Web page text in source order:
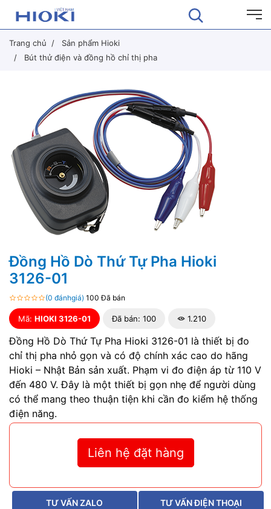
Trang chủ
Sản phẩm Hioki
Bút thử điện và đồng hồ chỉ thị pha
Đồng Hồ Dò Thứ Tự Pha Hioki
3126-01
(0 đánhgiá) 100 Đã bán
Mã: HIOKI 3126-01 Đã bán: 100 1.210
Đồng Hồ Dò Thứ Tự Pha Hioki 3126-01 là thiết bị đo
chỉ thị pha nhỏ gọn và có độ chính xác cao do hãng
Hioki – Nhật Bản sản xuất. Phạm vi đo điện áp từ 110 V
đến 480 V. Đây là một thiết bị gọn nhẹ để người dùng
có thể mang theo thuận tiện khi cần đo kiểm hệ thống
điện năng.
Liên hệ đặt hàng
TƯ VẤN ZALO
TƯ VẤN ĐIỆN THOẠI